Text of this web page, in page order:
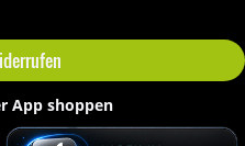
App shoppen